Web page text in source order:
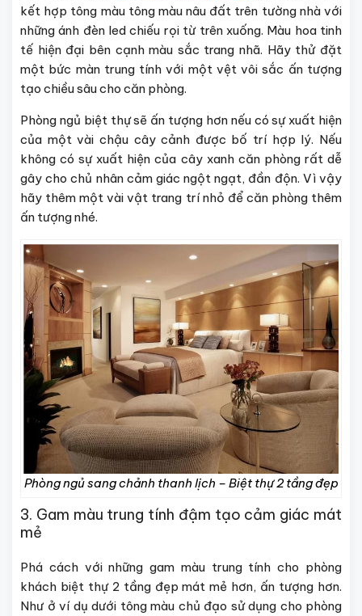
kết hợp tông màu tông màu nâu đất trên tường nhà với
những ánh đèn led chiếu rọi từ trên xuống. Màu hoa tinh
tế hiện đại bên cạnh màu sắc trang nhã. Hãy thử đặt
một bức màn trung tính với một vệt vôi sắc ấn tượng
tạo chiều sâu cho căn phòng.
Phòng ngủ biệt thự sẽ ấn tượng hơn nếu có sự xuất hiện
của một vài chậu cây cảnh được bố trí hợp lý. Nếu
không có sự xuất hiện của cây xanh căn phòng rất dễ
gây cho chủ nhân cảm giác ngột ngạt, đần độn. Vì vậy
hãy thêm một vài vật trang trí nhỏ để căn phòng thêm
ấn tượng nhé.
Phòng ngủ sang chảnh thanh lịch – Biệt thự 2 tầng đẹp
3. Gam màu trung tính đậm tạo cảm giác mát
mẻ
Phá cách với những gam màu trung tính cho phòng
khách biệt thự 2 tầng đẹp mát mẻ hơn, ấn tượng hơn.
Như ở ví dụ dưới tông màu chủ đạo sử dụng cho phòng